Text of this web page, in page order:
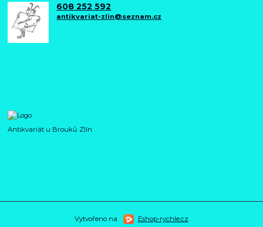
608 252 592
antikvariat-zlin@seznam.cz
Antikvariát u Brouků Zlín
Vytvořeno na Eshop-rychle.cz